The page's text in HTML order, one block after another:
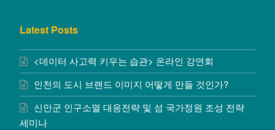
Latest Posts
<데이터 사고력 키우는 습관> 온라인 강연회
인천의 도시 브랜드 이미지 어떻게 만들 것인가?
신안군 인구소멸 대응전략 및 섬 국가정원 조성 전략
세미나